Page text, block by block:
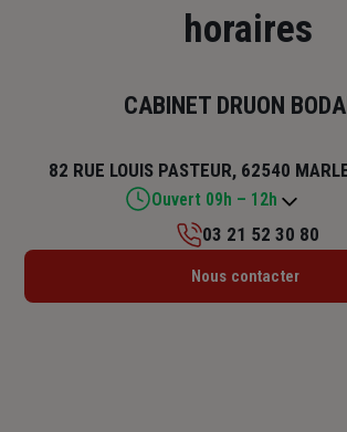
horaires
CABINET DRUON
82 RUE LOUIS PASTEUR, 62540
Ouvert 09h – 12h
Lundi : Fermé
03 21 52 30 80
Nous contacter